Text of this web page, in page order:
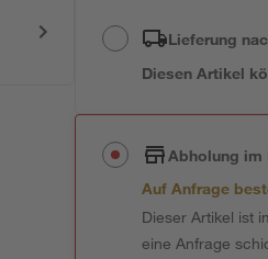
Lieferung
Diesen Artikel
Abholung im
Auf Anfrage
Dieser Artikel ist
eine Anfrage